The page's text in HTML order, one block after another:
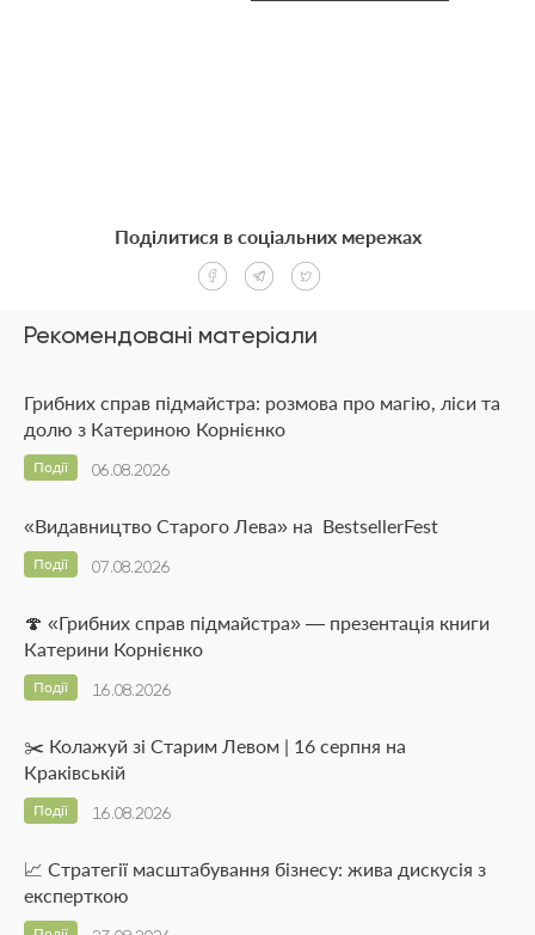
Рекомендовані матеріали
Грибних справ підмайстра: розмова про магію, ліси та
долю з Катериною Корнієнко
06.08.2026
Події
«Видавництво Старого Лева» на BestsellerFest
07.08.2026
Події
🍄 «Грибних справ підмайстра» — презентація книги
Катерини Корнієнко
16.08.2026
Події
✂️ Колажуй зі Старим Левом | 16 серпня на
Краківській
16.08.2026
Події
📈 Стратегії масштабування бізнесу: жива дискусія з
експерткою
Поділитися в соціальних мережах